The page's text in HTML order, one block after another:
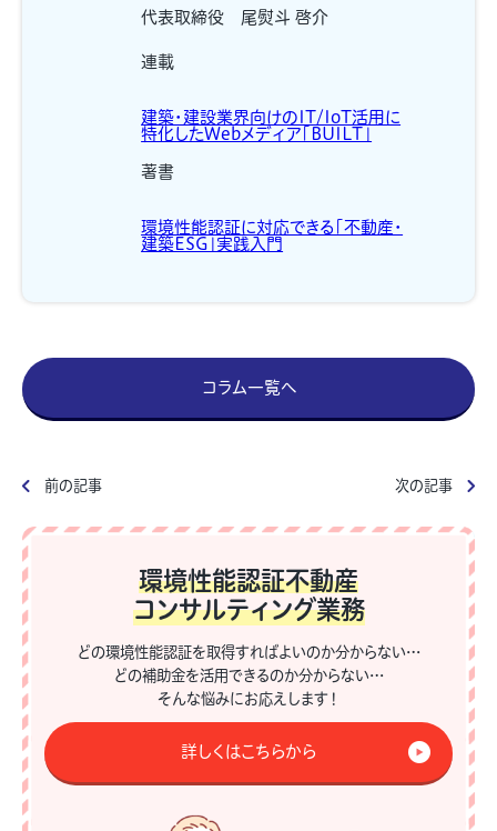
代表取締役 尾熨斗 啓介
連載
建築・建設業界向けのIT/IoT活用に
特化したWebメディア「BUILT」
著書
環境性能認証に対応できる「不動産・
建築ESG」実践入門
コラム一覧へ
前の記事 次の記事
環境性能認証不動産
コンサルティング業務
どの環境性能認証を取得すればよいのか分からない…
どの補助金を活用できるのか分からない…
そんな悩みにお応えします！
詳しくはこちらから